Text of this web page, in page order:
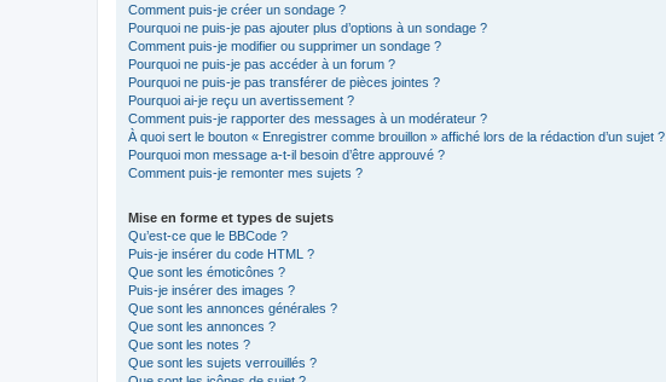
Comment puis-je créer un sondage ?
Pourquoi ne puis-je pas ajouter plus d’options à un sondage ?
Comment puis-je modifier ou supprimer un sondage ?
Pourquoi ne puis-je pas accéder à un forum ?
Pourquoi ne puis-je pas transférer de pièces jointes ?
Pourquoi ai-je reçu un avertissement ?
Comment puis-je rapporter des messages à un modérateur ?
À quoi sert le bouton « Enregistrer comme brouillon » affiché lors de la rédaction d’un sujet ?
Pourquoi mon message a-t-il besoin d’être approuvé ?
Comment puis-je remonter mes sujets ?
Mise en forme et types de sujets
Qu’est-ce que le BBCode ?
Puis-je insérer du code HTML ?
Que sont les émoticônes ?
Puis-je insérer des images ?
Que sont les annonces générales ?
Que sont les annonces ?
Que sont les notes ?
Que sont les sujets verrouillés ?